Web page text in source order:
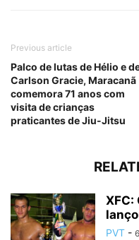
Previous article
Palco de lutas de Hélio e
Carlson Gracie, Maracanã
comemora 71 anos com
visita de crianças
praticantes de Jiu-Jitsu
XFC:
PVT -